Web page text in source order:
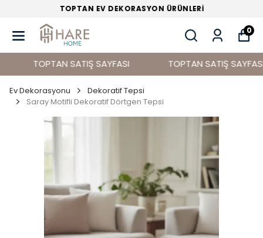
TOPTAN EV DEKORASYON ÜRÜNLERİ
0
TOPTAN SATIŞ SAYFASI TOPTAN SATIŞ SAYFASI
Ev Dekorasyonu
Dekoratif Tepsi
Saray Motifli Dekoratif Dörtgen Tepsi